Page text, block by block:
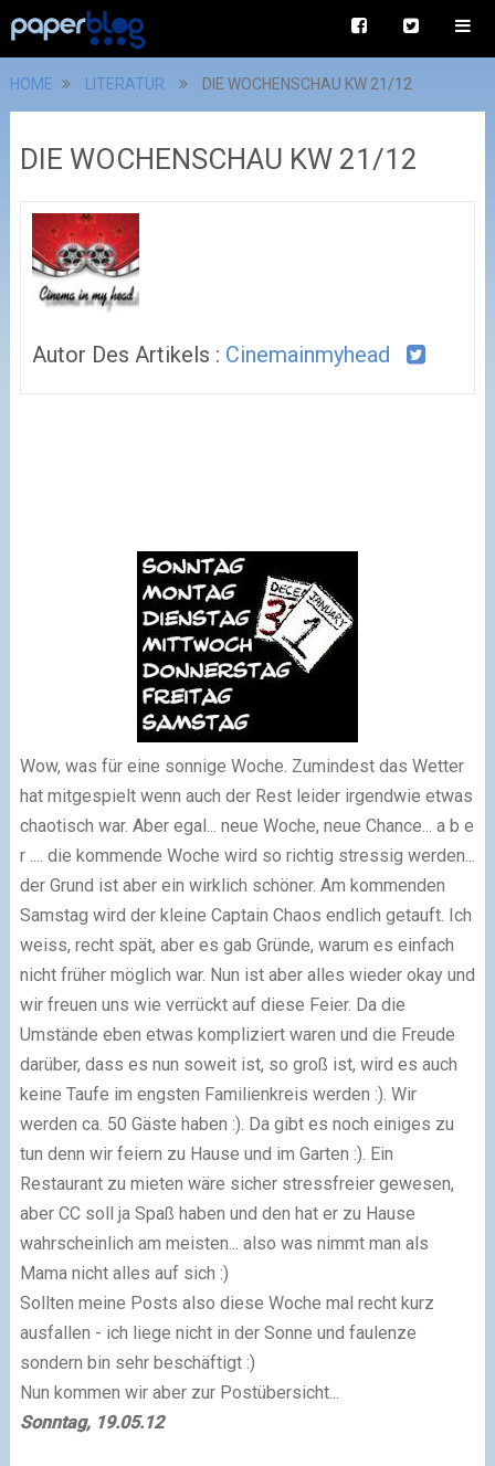
HOME LITERATUR DIE WOCHENSCHAU KW 21/12
DIE WOCHENSCHAU KW 21/12
Autor Des Artikels : Cinemainmyhead
Wow, was für eine sonnige Woche. Zumindest das Wetter
hat mitgespielt wenn auch der Rest leider irgendwie etwas
chaotisch war. Aber egal... neue Woche, neue Chance... a b e
r .... die kommende Woche wird so richtig stressig werden...
der Grund ist aber ein wirklich schöner. Am kommenden
Samstag wird der kleine Captain Chaos endlich getauft. Ich
weiss, recht spät, aber es gab Gründe, warum es einfach
nicht früher möglich war. Nun ist aber alles wieder okay und
wir freuen uns wie verrückt auf diese Feier. Da die
Umstände eben etwas kompliziert waren und die Freude
darüber, dass es nun soweit ist, so groß ist, wird es auch
keine Taufe im engsten Familienkreis werden :). Wir
werden ca. 50 Gäste haben :). Da gibt es noch einiges zu
tun denn wir feiern zu Hause und im Garten :). Ein
Restaurant zu mieten wäre sicher stressfreier gewesen,
aber CC soll ja Spaß haben und den hat er zu Hause
wahrscheinlich am meisten... also was nimmt man als
Mama nicht alles auf sich :)
Sollten meine Posts also diese Woche mal recht kurz
ausfallen - ich liege nicht in der Sonne und faulenze
sondern bin sehr beschäftigt :)
Nun kommen wir aber zur Postübersicht...
Sonntag, 19.05.12